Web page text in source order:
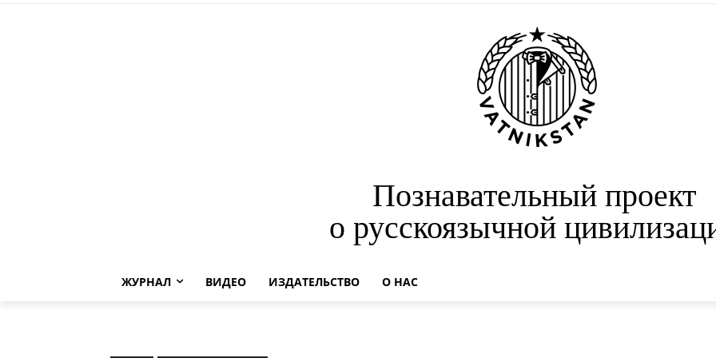
Познавательный проект
о русскоязычной
ЖУРНАЛ ВИДЕО ИЗДАТЕЛЬСТВО О НАС